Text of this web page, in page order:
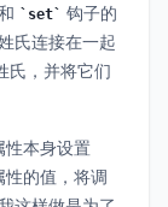
set 钩子的
氏连接在一起
氏，并将它们
性本身设置
性的值，将调